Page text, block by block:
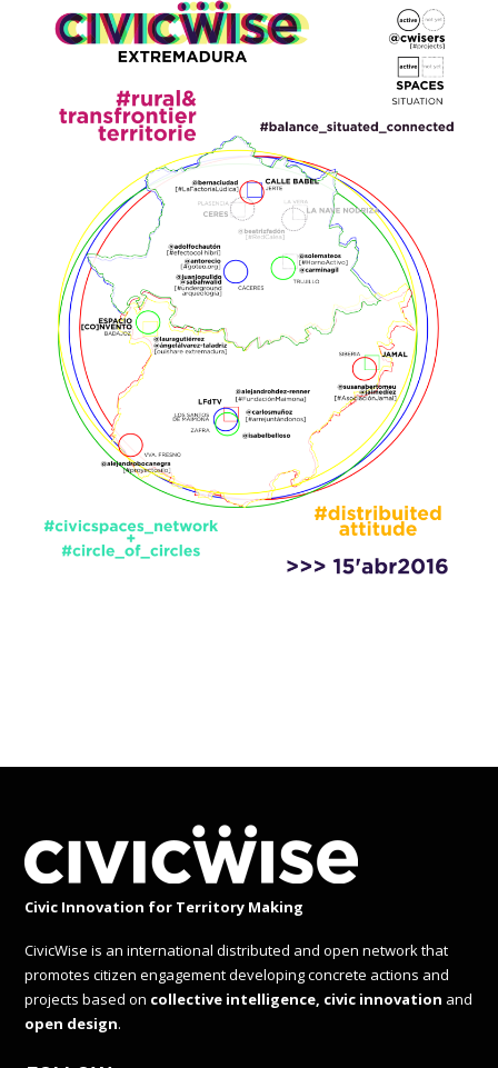
Civic Innovation for Territory Making
CivicWise is an international distributed and open network that
promotes citizen engagement developing concrete actions and
projects based on collective intelligence, civic innovation and
open design.